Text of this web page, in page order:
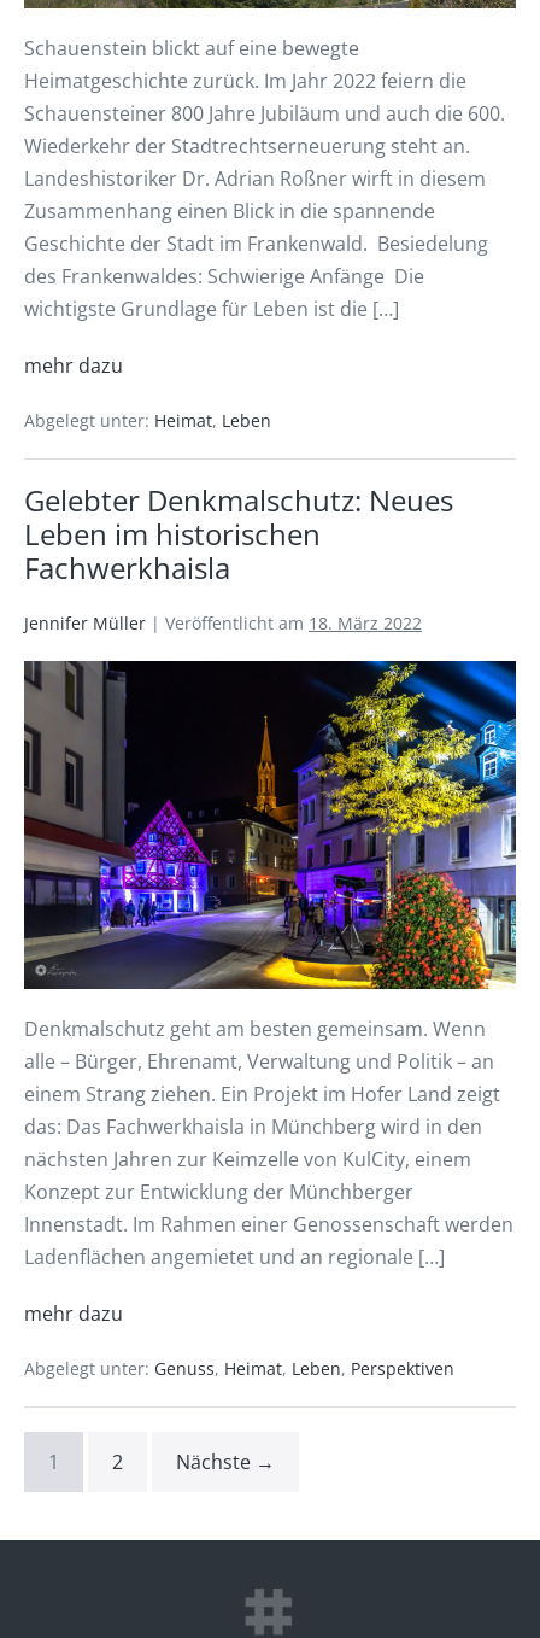
Schauenstein blickt auf eine bewegte
Heimatgeschichte zurück. Im Jahr 2022 feiern die
Schauensteiner 800 Jahre Jubiläum und auch die 600.
Wiederkehr der Stadtrechtserneuerung steht an.
Landeshistoriker Dr. Adrian Roßner wirft in diesem
Zusammenhang einen Blick in die spannende
Geschichte der Stadt im Frankenwald. Besiedelung
des Frankenwaldes: Schwierige Anfänge Die
wichtigste Grundlage für Leben ist die […]
mehr dazu
Abgelegt unter: Heimat, Leben
Gelebter Denkmalschutz: Neues
Leben im historischen
Fachwerkhaisla
Jennifer Müller | Veröffentlicht am 18. März 2022
Denkmalschutz geht am besten gemeinsam. Wenn
alle – Bürger, Ehrenamt, Verwaltung und Politik – an
einem Strang ziehen. Ein Projekt im Hofer Land zeigt
das: Das Fachwerkhaisla in Münchberg wird in den
nächsten Jahren zur Keimzelle von KulCity, einem
Konzept zur Entwicklung der Münchberger
Innenstadt. Im Rahmen einer Genossenschaft werden
Ladenflächen angemietet und an regionale […]
mehr dazu
Abgelegt unter: Genuss, Heimat, Leben, Perspektiven
1 2 Nächste →